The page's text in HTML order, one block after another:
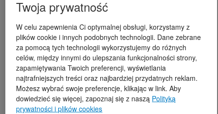
Twoja prywatność
W celu zapewnienia Ci optymalnej obsługi, korzystamy z
plików cookie i innych podobnych technologii. Dane zebrane
za pomocą tych technologii wykorzystujemy do różnych
celów, między innymi do ulepszania funkcjonalności strony,
zapamiętywania Twoich preferencji, wyświetlania
najtrafniejszych treści oraz najbardziej przydatnych reklam.
Możesz wybrać swoje preferencje, klikając w link. Aby
dowiedzieć się więcej, zapoznaj się z naszą Polityką
prywatności i plików cookies